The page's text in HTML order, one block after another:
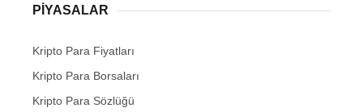
PIYASALAR
Kripto Para Fiyatları
Kripto Para Borsaları
Kripto Para Sözlüğü